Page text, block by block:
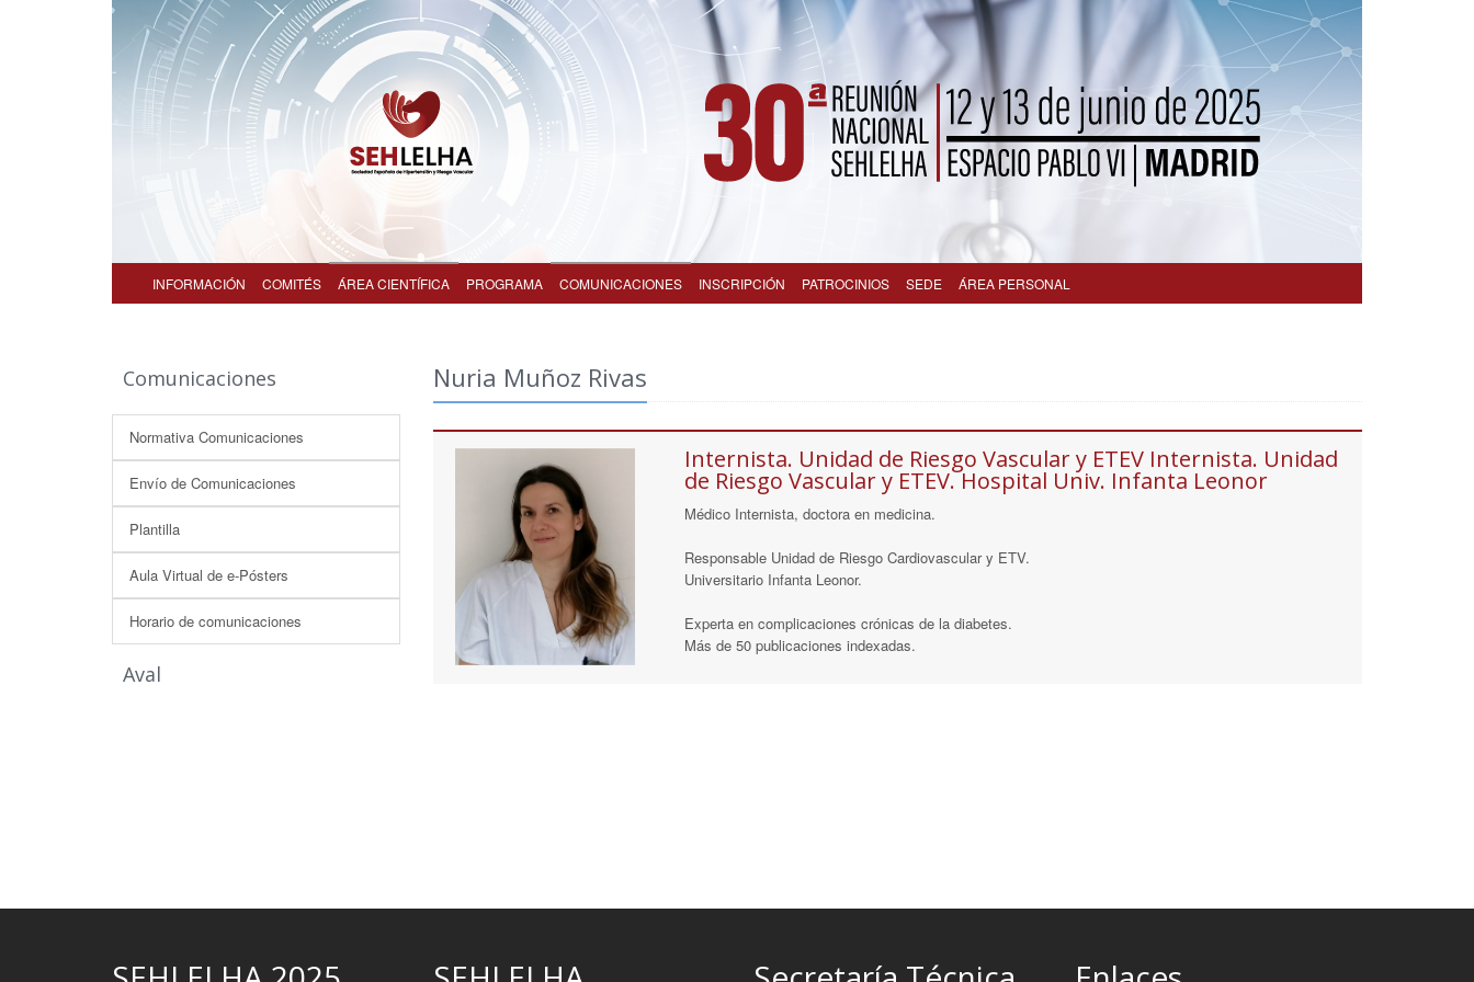
INFORMACIÓN COMITÉS ÁREA CIENTÍFICA PROGRAMA COMUNICACIONES INSCRIPCIÓN PATROCINIOS SEDE ÁREA PERSONAL
Comunicaciones
Normativa Comunicaciones
Envío de Comunicaciones
Plantilla
Aula Virtual de e-Pósters
Horario de comunicaciones
Aval
Nuria Muñoz Rivas
Internista. Unidad de Riesgo Vascular y ETEV Internista. Unidad
de Riesgo Vascular y ETEV. Hospital Univ. Infanta Leonor
Médico Internista, doctora en medicina.
Responsable Unidad de Riesgo Cardiovascular y ETV.
Universitario Infanta Leonor.
Experta en complicaciones crónicas de la diabetes.
Más de 50 publicaciones indexadas.